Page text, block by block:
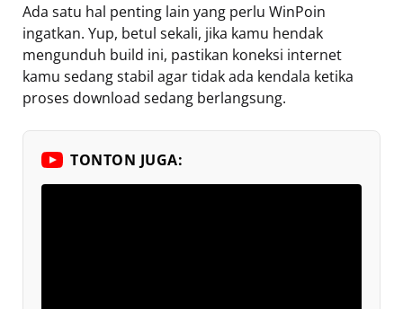
Ada satu hal penting lain yang perlu WinPoin
ingatkan. Yup, betul sekali, jika kamu hendak
mengunduh build ini, pastikan koneksi internet
kamu sedang stabil agar tidak ada kendala ketika
proses download sedang berlangsung.
TONTON JUGA: